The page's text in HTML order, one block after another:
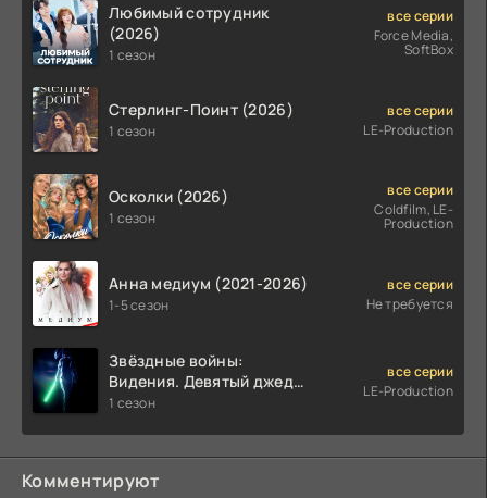
Любимый сотрудник
(2026)
1 сезон
все серии
Force Media,
SoftBox
Стерлинг-Поинт (2026)
1 сезон
все серии
LE-Production
Осколки (2026)
1 сезон
все серии
Coldfilm, LE-
Production
Анна медиум (2021-2026)
1-5 сезон
все серии
Не требуется
Звёздные войны:
Видения. Девятый джедай
(2026)
1 сезон
все серии
LE-Production
Комментируют